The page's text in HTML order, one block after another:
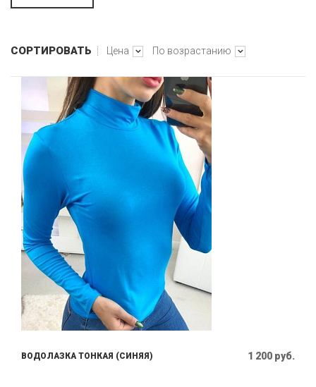
СОРТИРОВАТЬ Цена По возрастанию
ВОДОЛАЗКА ТОНКАЯ (СИНЯЯ) 1 200 руб.